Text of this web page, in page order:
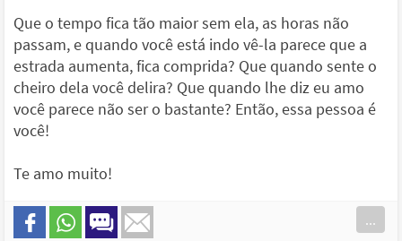
Que o tempo fica tão maior sem ela, as horas não
passam, e quando você está indo vê-la parece que a
estrada aumenta, fica comprida? Que quando sente o
cheiro dela você delira? Que quando lhe diz eu amo
você parece não ser o bastante? Então, essa pessoa é
você!
Te amo muito!
...